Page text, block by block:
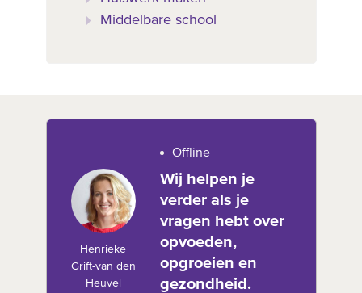
Middelbare school
Henrieke
Grift-van den
Heuvel
Offline
Wij helpen je
verder als je
vragen hebt over
opvoeden,
opgroeien en
gezondheid.